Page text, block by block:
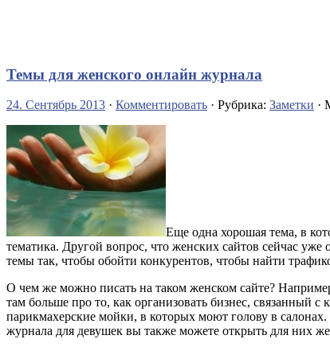
Темы для женского онлайн журнала
24. Сентябрь 2013 · Комментировать · Рубрика: Заметки ·
Еще одна хорошая тема, в
тематика. Другой вопрос, что женских сайтов сейчас
темы так, чтобы обойти конкурентов, чтобы найти
О чем же можно писать на таком женском сайте?
там больше про то, как организовать бизнес, связанный
парикмахерские мойки, в которых моют голову в
журнала для девушек вы также можете открыть для них